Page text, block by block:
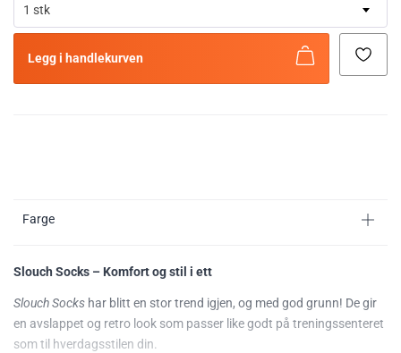
1 stk
Legg i handlekurven
Farge
Slouch Socks – Komfort og stil i ett
Slouch Socks har blitt en stor trend igjen, og med god grunn! De gir
en avslappet og retro look som passer like godt på treningssenteret
som til hverdagsstilen din.